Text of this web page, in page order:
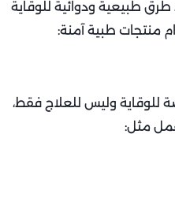
طبيعية ودوائية للوقاية
منتجات طبية آمنة:
وليس للعلاج فقط،
مثل: